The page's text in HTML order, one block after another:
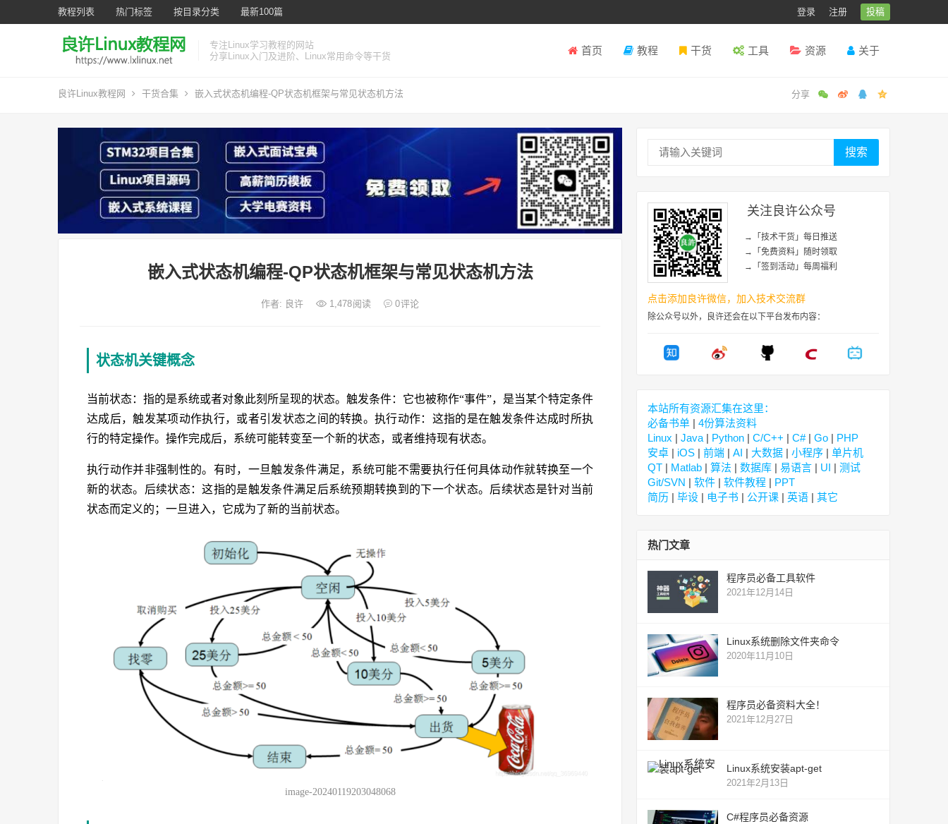
教程列表 热门标签 按目录分类 最新100篇 登录 注册 投稿
专注Linux学习教程的网站
分享Linux入门及进阶、Linux常用命令等干货
首页 教程 干货 工具 资源 关于
良许Linux教程网 干货合集 嵌入式状态机编程-QP状态机框架与常见状态机方法
嵌入式状态机编程-QP状态机框架与常见状态机方法
作者: 良许 1,478阅读 0评论
状态机关键概念
当前状态：指的是系统或者对象此刻所呈现的状态。触发条件：它也被称作“事件”，是当某个特定条件
达成后，触发某项动作执行，或者引发状态之间的转换。执行动作：这指的是在触发条件达成时所执
行的特定操作。操作完成后，系统可能转变至一个新的状态，或者维持现有状态。
执行动作并非强制性的。有时，一旦触发条件满足，系统可能不需要执行任何具体动作就转换至一个
新的状态。后续状态：这指的是触发条件满足后系统预期转换到的下一个状态。后续状态是针对当前
状态而定义的；一旦进入，它成为了新的当前状态。
image-20240119203048068
搜索
关注良许公众号
→「技术干货」每日推送
→「免费资料」随时领取
→「签到活动」每周福利
点击添加良许微信，加入技术交流群
除公众号以外，良许还会在以下平台发布内容：
本站所有资源汇集在这里：
必备书单 | 4份算法资料
Linux | Java | Python | C/C++ | C#| Go | PHP
安卓 | iOS | 前端 | AI | 大数据 | 小程序 | 单片机
QT | Matlab | 算法 | 数据库 | 易语言 | UI | 测试
Git/SVN | 软件 | 软件教程 | PPT
简历 | 毕设 | 电子书 | 公开课 | 英语 | 其它
热门文章
程序员必备工具软件
2021年12月14日
Linux系统删除文件夹命令
2020年11月10日
程序员必备资料大全！
2021年12月27日
Linux系统安装apt-get
2021年2月13日
C#程序员必备资源